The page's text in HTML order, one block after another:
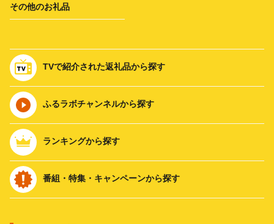
その他のお礼品
TVで紹介された返礼品から探す
ふるラボチャンネルから探す
ランキングから探す
番組・特集・キャンペーンから探す